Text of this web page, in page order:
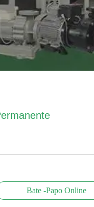
Bate -papo Online